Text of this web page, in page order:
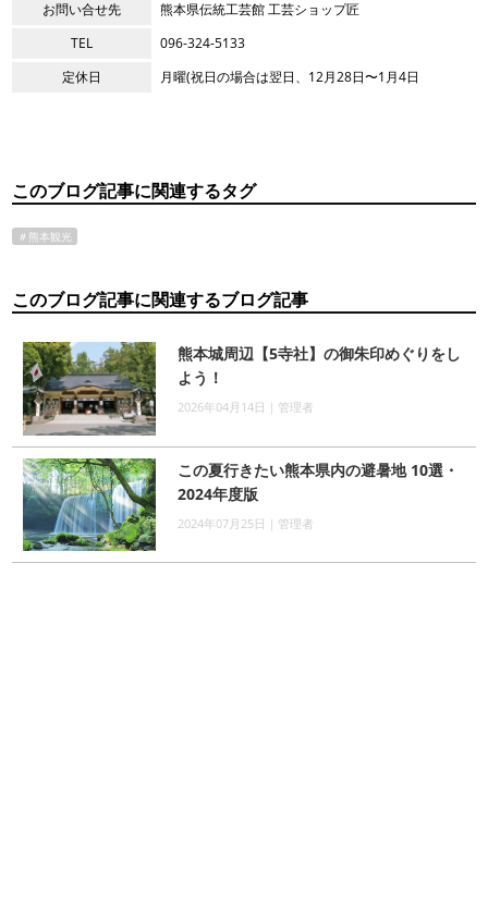
お問い合せ先
熊本県伝統工芸館 工芸ショップ匠
TEL
096-324-5133
定休日
月曜(祝日の場合は翌日、12月28日〜1月4日
このブログ記事に関連するタグ
＃熊本観光
このブログ記事に関連するブログ記事
熊本城周辺【5寺社】の御朱印めぐりをし
よう！
2026年04月14日｜管理者
この夏行きたい熊本県内の避暑地 10選・
2024年度版
2024年07月25日｜管理者